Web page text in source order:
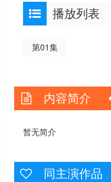
播放列表
第01集
内容简介
暂无简介
同主演作品